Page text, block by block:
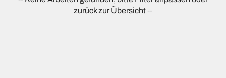
zurück zur Übersicht